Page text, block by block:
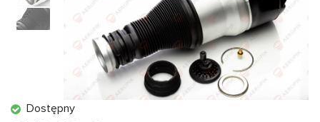
Dostępny